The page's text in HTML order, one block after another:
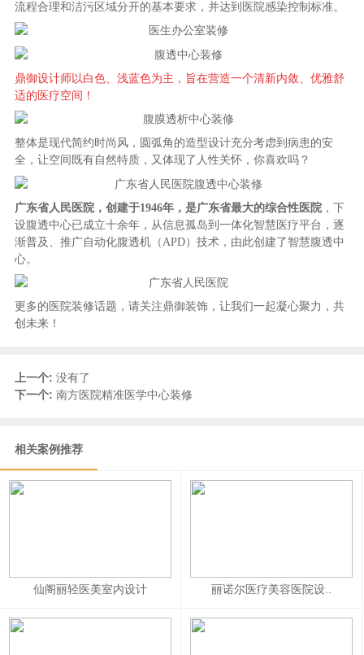
流程合理和洁污区域分开的基本要求，并达到医院感染控制标准。
鼎御设计师以白色、浅蓝色为主，旨在营造一个清新内敛、优雅舒
适的医疗空间！
整体是现代简约时尚风，圆弧角的造型设计充分考虑到病患的安
全，让空间既有自然特质，又体现了人性关怀，你喜欢吗？
广东省人民医院，创建于1946年，是广东省最大的综合性医院，下
设腹透中心已成立十余年，从信息孤岛到一体化智慧医疗平台，逐
渐普及、推广自动化腹透机（APD）技术，由此创建了智慧腹透中
心。
更多的医院装修话题，请关注鼎御装饰，让我们一起凝心聚力，共
创未来！
上一个: 没有了
下一个: 南方医院精准医学中心装修
相关案例推荐
仙阁丽轻医美室内设计 丽诺尔医疗美容医院设..